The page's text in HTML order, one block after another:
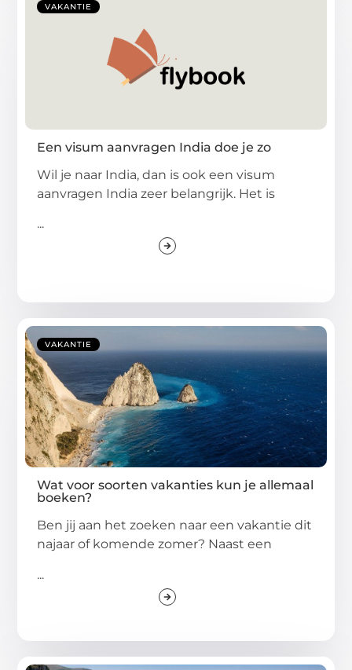
VAKANTIE
Een visum aanvragen India doe je zo
Wil je naar India, dan is ook een visum
aanvragen India zeer belangrijk. Het is
...
VAKANTIE
Wat voor soorten vakanties kun je allemaal
boeken?
Ben jij aan het zoeken naar een vakantie dit
najaar of komende zomer? Naast een
...